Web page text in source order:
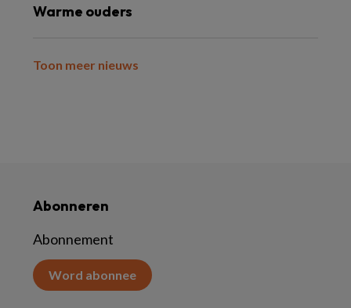
Warme ouders
Toon meer nieuws
Abonneren
Abonnement
Word abonnee